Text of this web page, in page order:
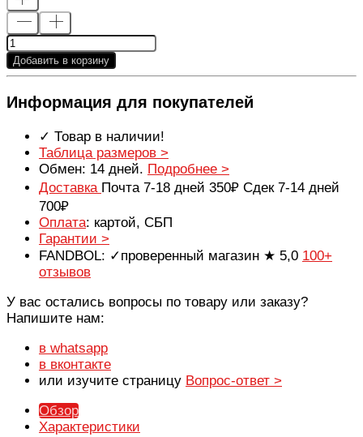
Добавить в корзину
Информация для покупателей
✓ Товар в наличии!
Таблица размеров >
Обмен: 14 дней. Подробнее >
Доставка Почта 7-18 дней 350₽ Сдек 7-14 дней
700₽
Оплата: картой, СБП
Гарантии >
FANDBOL: ✓проверенный магазин ★ 5,0 100+
отзывов
У вас остались вопросы по товару или заказу?
Напишите нам:
в whatsapp
в вконтакте
или изучите страницу Вопрос-ответ >
Обзор
Характеристики